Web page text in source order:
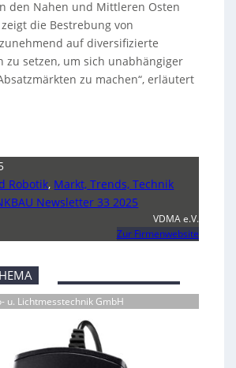
den Nahen und Mittleren Osten
zeigt die Bestrebung von
auf diversifizierte
zu setzen, um sich unabhängiger
zu machen“, erläutert
Robotik, Markt, Trends, Technik
Newsletter 33 2025
VDMA e.V.
Zur Firmenwebsite
u. Lichtmesstechnik GmbH